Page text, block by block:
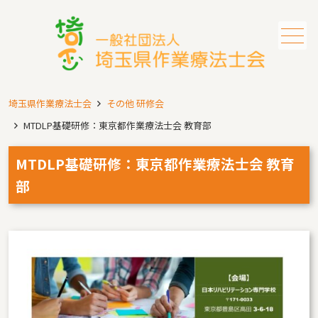
埼玉県作業療法士会
その他 研修会
MTDLP基礎研修：東京都作業療法士会 教育部
MTDLP基礎研修：東京都作業療法士会 教育
部